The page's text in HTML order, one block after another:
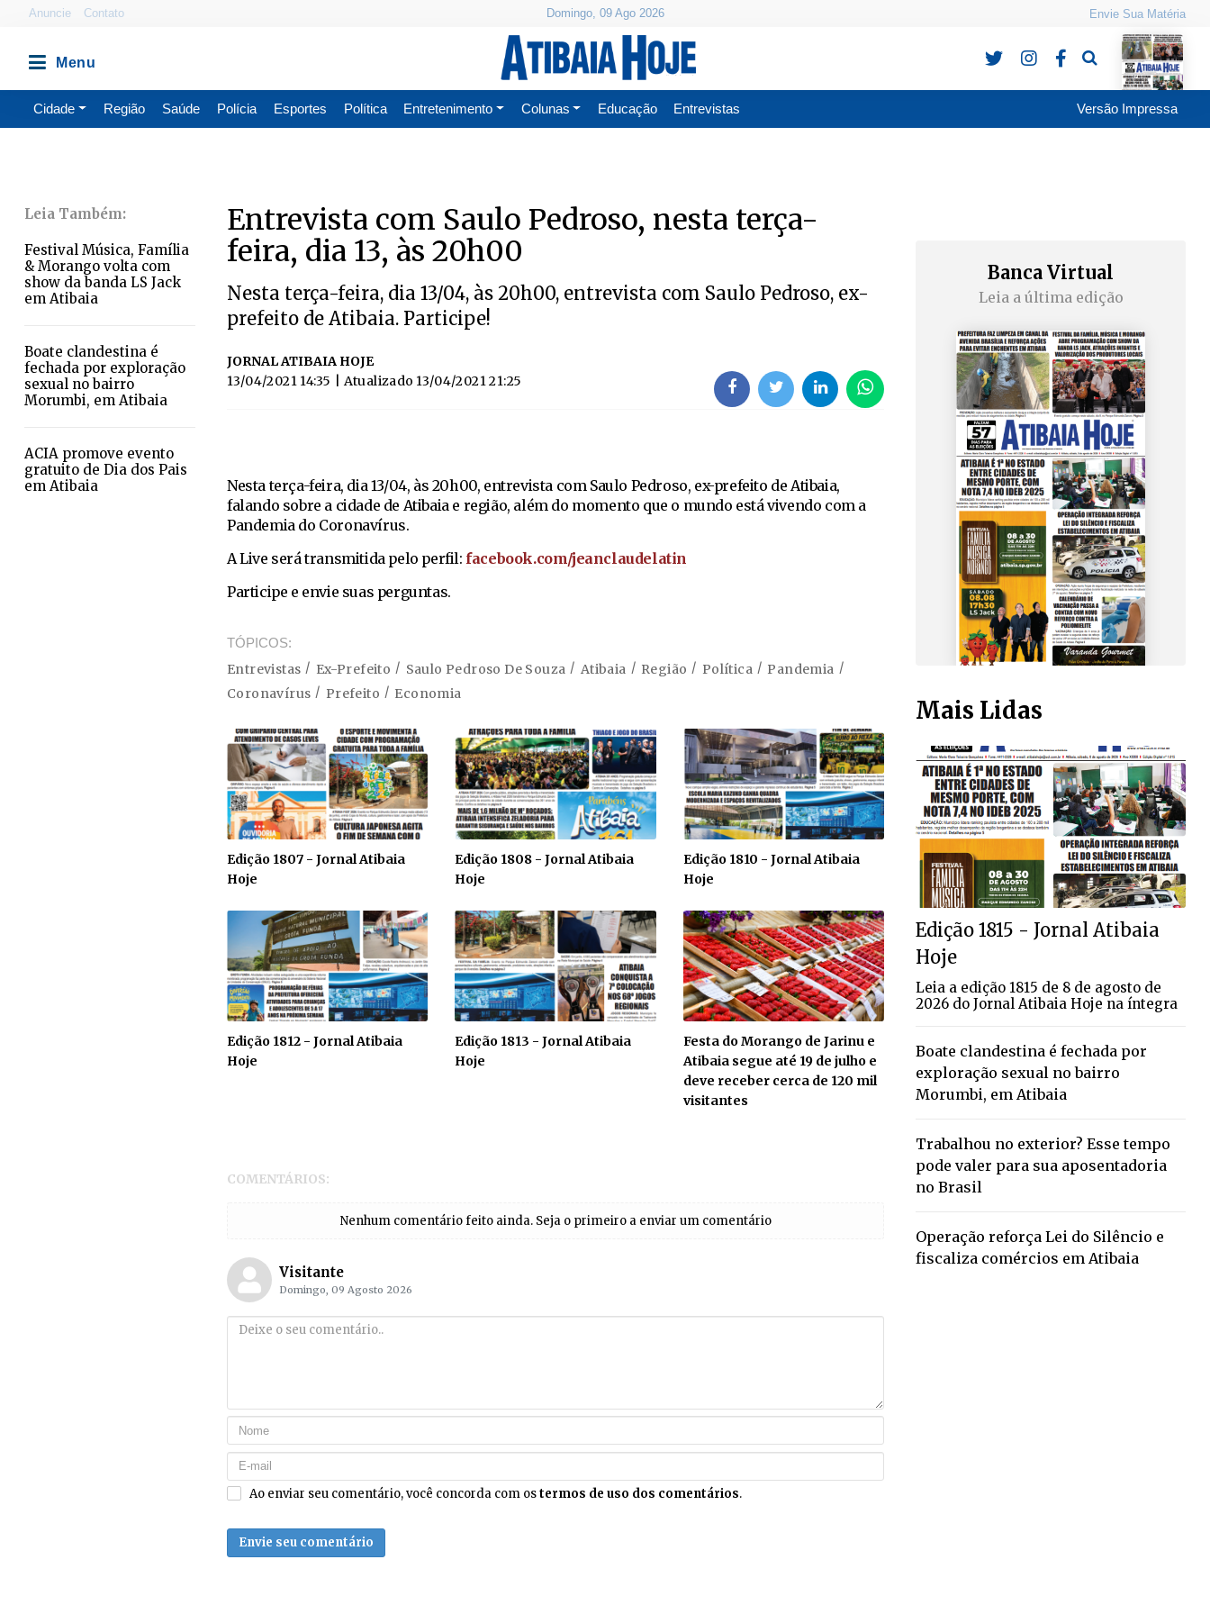
Anuncie Contato Domingo, 09 Ago 2026 Envie Sua Matéria
Pesquisa
Cidade Região Saúde Polícia Esportes Política Entretenimento Colunas Educação Entrevistas Versão Impressa
Festival Música, Família
& Morango volta com
show da banda LS Jack
em Atibaia
Boate clandestina é
fechada por exploração
sexual no bairro
Morumbi, em Atibaia
ACIA promove evento
gratuito de Dia dos Pais
em Atibaia
Entrevista com Saulo Pedroso, nesta terça-
feira, dia 13, às 20h00
Nesta terça-feira, dia 13/04, às 20h00, entrevista com Saulo Pedroso, ex-
prefeito de Atibaia. Participe!
JORNAL ATIBAIA HOJE
13/04/2021 14:35
| Atualizado 13/04/2021 21:25
Nesta terça-feira, dia 13/04, às 20h00, entrevista com Saulo Pedroso, ex-prefeito de Atibaia,
falando sobre a cidade de Atibaia e região, além do momento que o mundo está vivendo com a
Pandemia do Coronavírus.
A Live será transmitida pelo perfil: facebook.com/jeanclaudelatin
Participe e envie suas perguntas.
TÓPICOS
Entrevistas Ex-Prefeito Saulo Pedroso De Souza Atibaia Região Política
Pandemia
Coronavírus
Prefeito Economia
Edição 1807 - Jornal Atibaia
Hoje
Edição 1808 - Jornal Atibaia
Hoje
Edição 1810 - Jornal Atibaia
Hoje
Edição 1812 - Jornal Atibaia
Hoje
Edição 1813 - Jornal Atibaia
Hoje
Festa do Morango de Jarinu e
Atibaia segue até 19 de julho e
deve receber cerca de 120 mil
visitantes
COMENTÁRIOS:
Nenhum comentário feito ainda. Seja o primeiro a enviar um comentário
Visitante
Domingo, 09 Agosto 2026
Ao enviar seu comentário, você concorda com ostermos de uso dos comentários.
Envie seu comentário
Banca Virtual
Leia a última edição
Mais Lidas
Edição 1815 - Jornal Atibaia
Hoje
Leia a edição 1815 de 8 de agosto de
2026 do Jornal Atibaia Hoje na íntegra
Boate clandestina é fechada por
exploração sexual no bairro
Morumbi, em Atibaia
Trabalhou no exterior? Esse tempo
pode valer para sua aposentadoria
no Brasil
Operação reforça Lei do Silêncio e
fiscaliza comércios em Atibaia